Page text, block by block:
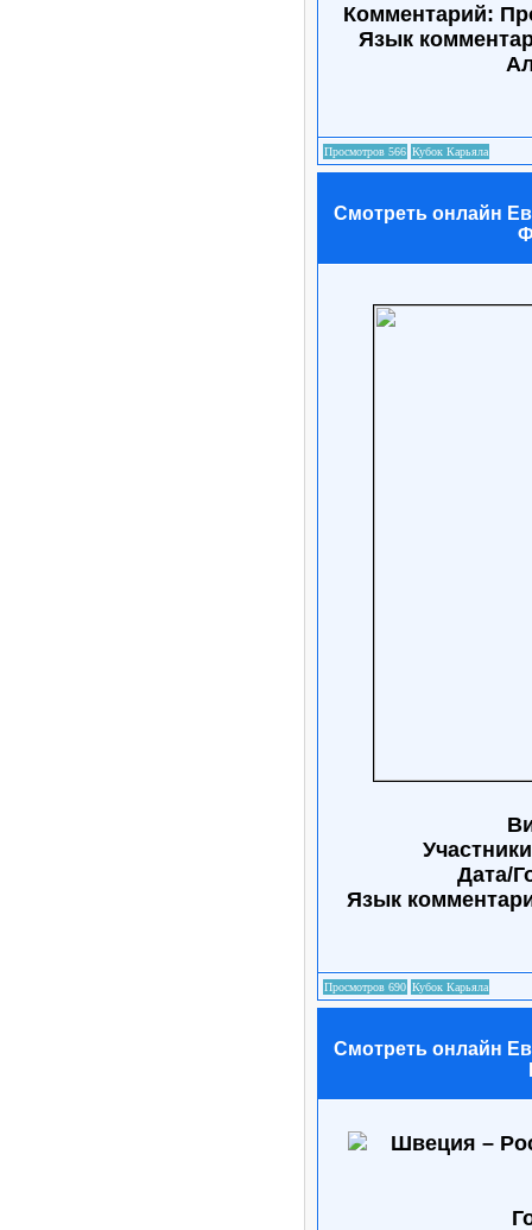
Комментарий:
Язык
Смотреть онлайн
Дата/
Язык
Смотреть онлайн